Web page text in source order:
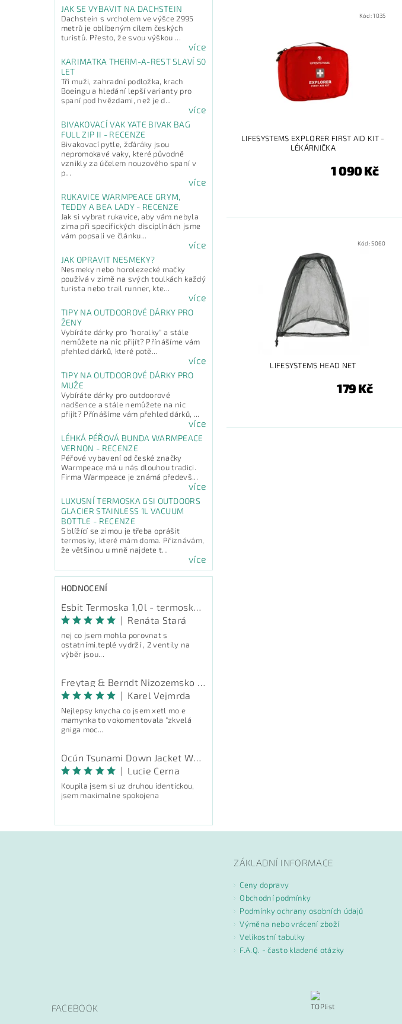
JAK SE VYBAVIT NA DACHSTEIN
Dachstein s vrcholem ve výšce 2995
metrů je oblíbeným cílem českých
turistů. Přesto, že svou výškou ...
více
KARIMATKA THERM-A-REST SLAVÍ 50
LET
Tři muži, zahradní podložka, krach
Boeingu a hledání lepší varianty pro
spaní pod hvězdami, než je d...
více
BIVAKOVACÍ VAK YATE BIVAK BAG
FULL ZIP II - RECENZE
Bivakovací pytle, žďáráky jsou
nepromokavé vaky, které původně
vznikly za účelem nouzového spaní v
p...
více
RUKAVICE WARMPEACE GRYM,
TEDDY A BEA LADY - RECENZE
Jak si vybrat rukavice, aby vám nebyla
zima při specifických disciplínách jsme
vám popsali ve článku...
více
JAK OPRAVIT NESMEKY?
Nesmeky nebo horolezecké mačky
používá v zimě na svých toulkách každý
turista nebo trail runner, kte...
více
TIPY NA OUTDOOROVÉ DÁRKY PRO
ŽENY
Vybíráte dárky pro "horalky" a stále
nemůžete na nic přijít? Přínášíme vám
přehled dárků, které potě...
více
TIPY NA OUTDOOROVÉ DÁRKY PRO
MUŽE
Vybíráte dárky pro outdoorové
nadšence a stále nemůžete na nic
přijít? Přínášíme vám přehled dárků, ...
více
LÉHKÁ PÉŘOVÁ BUNDA WARMPEACE
VERNON - RECENZE
Péřové vybavení od české značky
Warmpeace má u nás dlouhou tradici.
Firma Warmpeace je známá předevš...
více
LUXUSNÍ TERMOSKA GSI OUTDOORS
GLACIER STAINLESS 1L VACUUM
BOTTLE - RECENZE
S blížící se zimou je třeba oprášit
termosky, které mám doma. Přiznávám,
že většinou u mně najdete t...
více
HODNOCENÍ
| Renáta Stará
nej co jsem mohla porovnat s
ostatními,teplé vydrží , 2 ventily na
výběr jsou...
| Karel Vejmrda
Nejlepsy knycha co jsem xetl mo e
mamynka to vokomentovala "zkvelá
gniga moc...
| Lucie Cerna
Koupila jsem si uz druhou identickou,
jsem maximalne spokojena
Kód:1035
LIFESYSTEMS EXPLORER FIRST AID KIT -
LÉKÁRNIČKA
1 090 Kč
Kód:5060
LIFESYSTEMS HEAD NET
179 Kč
ZÁKLADNÍ INFORMACE
Ceny dopravy
Obchodní podmínky
Podmínky ochrany osobních údajů
Výměna nebo vrácení zboží
Velikostní tabulky
F.A.Q. - často kladené otázky
FACEBOOK